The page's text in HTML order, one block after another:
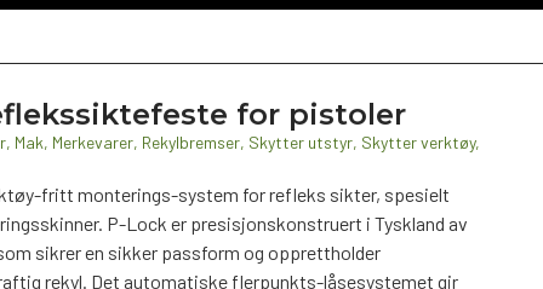
for pistoler
, Mak, Merkevarer, Rekylbremser, Skytter utstyr, Skytter verktøy,
fritt monterings-system for refleks sikter, spesielt
P-Lock er presisjonskonstruert i Tyskland av
sikrer en sikker passform og opprettholder
rekyl. Det automatiske flerpunkts-låsesystemet gir